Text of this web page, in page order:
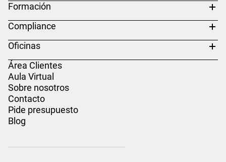
Formación
Compliance
Oficinas
Área Clientes
Aula Virtual
Sobre nosotros
Contacto
Pide presupuesto
Blog